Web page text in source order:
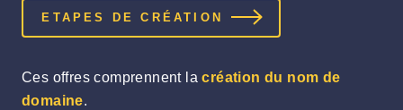
ETAPES DE CRÉATION
Ces offres comprennent lacréation du nom de
domaine.